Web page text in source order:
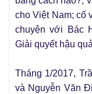
cho Việt Nam; cố
chuyện với Bác
Giải quyết hậu
Tháng 1/2017,
và Nguyễn Văn